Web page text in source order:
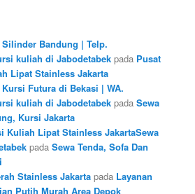
Bandung | Telp.
kuliah di Jabodetabek pada Pusat
Lipat Stainless Jakarta
Futura di Bekasi | WA.
kuliah di Jabodetabek padaSewa
Kursi Jakarta
Kuliah Lipat Stainless JakartaSewa
padaSewa Tenda, Sofa Dan
Stainless Jakarta pada Layanan
Putih Murah Area Depok